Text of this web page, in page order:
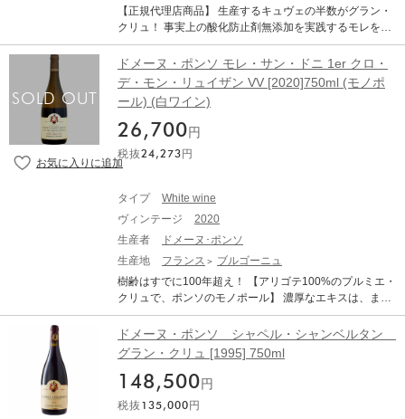
ルタン, クロ・ド・ヴージョ、コルトン・シャルルマーニ
ュ、コルトン・ブレッサンド、シャンベルタン・クロ・
ドネやピノ・ブランも混ぜられていたクロ・デ・モン・
リュイザン・ブランは、今日、1911年に植樹されたアリ
ゴテの古木100%から造られている。 とかくシャルドネ
よりも劣ると見られがちなアリゴテだが、収量を抑えれ
ばこれほど見事なワインになるのかというよいお手本
だ。 ポンソのワインは非常に個性的で、若いうちはとく
に理解しづらい印象を受ける。しかしながら理想の状態
で熟成させたワインは、驚くべき色香を放ち、その状態
いえるだろう。 単に醸造施設のスペースが足りないとい
う理由で、1989年までシャペル・シャンベルタンのブド
ウは他所に売られていたという。しかしながら、ポンソ
ンベルタンのグラン・クリュというべきもの。
色調がくどくなく、しかし、力強さがみなぎっている。
長期熟成のポテンシャルは素晴らしく、熟成のピークを
テクニカル情報■ 醸造・栽培、発酵(樽/タンク)：木製
桶、使用酵母：天然酵母、熟成(樽【新樽率】/タンク)：
0%、熟成期間：18ヶ月、所有面積：3.35ha、土壌：石
収穫方法：手摘み、農法：事実上、ビオロジック DOMAI
NE PONSOT Clos de la Roche Grand Cru Cuvee Vieille
s Vignes ドメーヌ・ポンソ クロ・ド・ラ・ロッシュ グラ
ブルゴーニュ コート・ド・ニュイ モレ・サン・ドニ 原
産地呼称：AOC. CLOS DE LA ROCHE ぶどう品種：ピ
ワイン 辛口 ミディアムボディ VINOUS：96ポイント 96
pts Drinking Window 2027 - 2045 From: Servants of the
Seasons: Burgundy 2021 (Jan 2023) The 2020 Clos de l
a Roche Vieilles Vignes Grand Cru has a lovely, well-def
nd damp undergrowth scents. The palate is medium-bod
ied with grippy tannins, structured and fresh, very saline i
n the mouth with a bold and assertive finish that will nee
d several years to soften. - By Neal Martin on November
2022
【正規代理店商品】 生産するキュヴェの半数がグラン・
クリュ！ 事実上の酸化防止剤無添加を実践するモレを代
表する伝統的大ドメーヌ。 モレ・サン・ドニにおける新
興の大ドメーヌがデュジャックなら、伝統的大ドメーヌ
はポンソであろう。その歴史はデュジャックより100年
も遡る。2017年、モレ・サン・ドニ村長も務めたジャ
ン・マリー・ポンソの息子ローラン・ポンソがドメーヌ
を去り、現在、ローランの妹ローズ・マリーが5代目の当
主を務める。ローズ・マリーは、1997年からドメーヌ参
画している。醸造に関しては支配人代理も務めるアレク
ンソと同じ哲学をもち、スタイルに変化はない。 「コル
トン・ブレッサンド グラン・クリュ」は、特級畑コルト
ンの中でも斜面下方に位置する巨大な区画です。深く濃
い色調。ブルーベリーやキルシュ、胡椒や甘草のアロ
マ。パワフルで骨格のしっかりした味わい。 DOMAINE
ソ コルトン・ブレッサンド グラン・クリュ 生産地：フ
ランス ブルゴーニュ コート・ド・ボーヌ アロース・コ
ノワール 100% 味わい：赤ワイン 辛口 ミディアムボディ
ドメーヌ・ポンソ モレ・サン・ドニ 1er クロ・
デ・モン・リュイザン VV [2020]750ml (モノポ
ール) (白ワイン)
26,700 円
税抜24,273 円
タイプ
White wine
ヴィンテージ
2020
生産者
ドメーヌ･ポンソ
生産地
フランス
ブルゴーニュ
樹齢はすでに100年超え！ 【アリゴテ100%のプルミエ・
クリュで、ポンソのモノポール】 濃厚なエキスは、まず
アリゴテとわかる人はいないだろう。 モレ・サン・ドニ
における新興の大ドメーヌがデュジャックなら、伝統的
大ドメーヌはポンソであろう。その歴史はデュジャック
より100年も遡る。 2017年、モレ・サン・ドニ村長も務
めたジャン・マリー・ポンソの息子ローラン・ポンソが
ドメーヌを去り、現在、ローランの妹ローズ・マリーが5
代目の当主を務める。 ローズ・マリーは、1997年からド
ドメーヌ・ポンソ シャペル・シャンベルタン
グラン・クリュ [1995] 750ml
148,500 円
税抜 135,000 円